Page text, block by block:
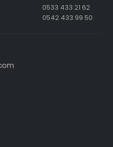
0533 433 21 62
0542 433 99 50